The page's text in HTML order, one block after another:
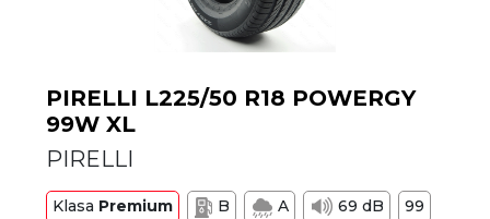
PIRELLI L225/50 R18 POWERGY
99W XL
PIRELLI
Klasa Premium B A 69 dB
99